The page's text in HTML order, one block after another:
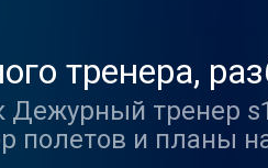
количество
скоро всем
прогнозу
до трех.
тренера,
тренер
полетов и планы